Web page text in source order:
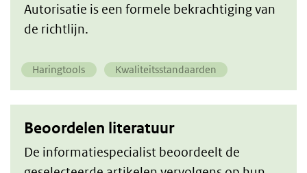
Autorisatie is een formele bekrachtiging van
de richtlijn.
Haringtools Kwaliteitsstandaarden
Beoordelen literatuur
De informatiespecialist beoordeelt de